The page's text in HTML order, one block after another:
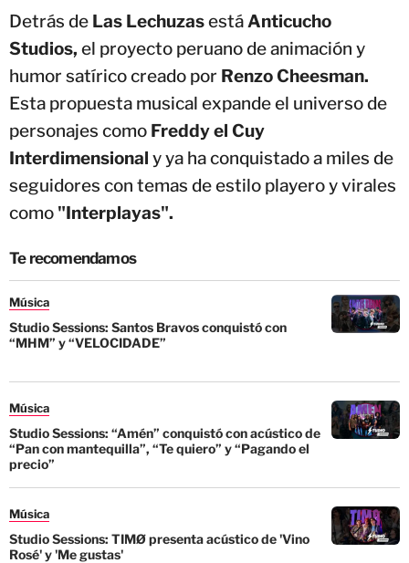
Detrás de Las Lechuzasestá Anticucho
Studios, el proyecto peruano de animación y
humor satírico creado por Renzo Cheesman.
Esta propuesta musical expande el universo de
personajes como Freddy el Cuy
Interdimensional y ya ha conquistado a miles de
seguidores con temas de estilo playero y virales
como "Interplayas".
Te recomendamos
Música
Studio Sessions: Santos Bravos conquistó con
“MHM” y “VELOCIDADE”
Música
Studio Sessions: “Amén” conquistó con acústico de
“Pan con mantequilla”, “Te quiero” y “Pagando el
precio”
Música
Studio Sessions: TIMØ presenta acústico de 'Vino
Rosé' y 'Me gustas'